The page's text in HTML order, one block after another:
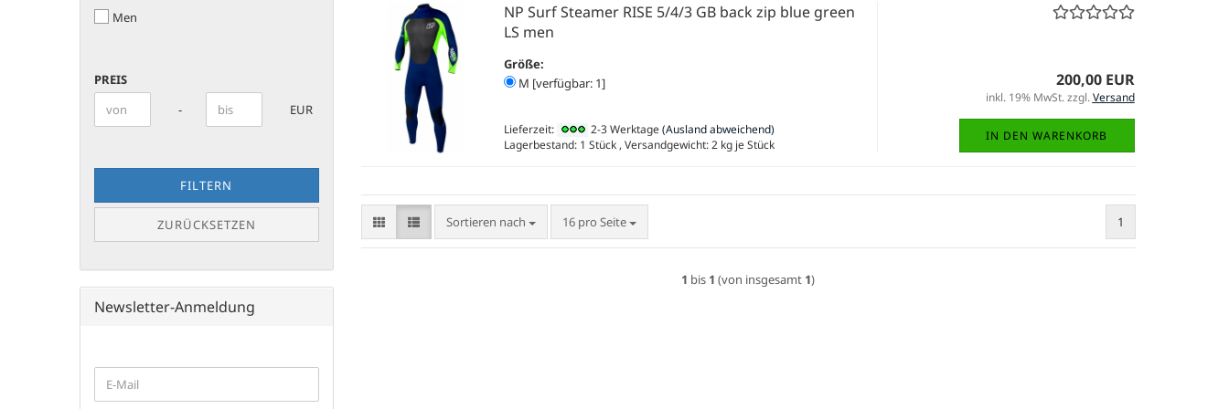
NP Surf Steamer RISE 5/4/3 GB back zip blue green
LS men
Größe:
M [verfügbar: 1]
Lieferzeit: 2-3 Werktage (Ausland abweichend)
Lagerbestand: 1 Stück , Versandgewicht:2kg je Stück
200,00 EUR
inkl. 19% MwSt. zzgl.Versand
IN DEN WARENKORB
Sortieren nach
Sortieren nach 16 pro Seite
pro Seite 1
1 bis 1 (von insgesamt 1)
AGEMen
PREIS
Preis bis
- EUR
FILTERN
ZURÜCKSETZEN
Newsletter-Anmeldung
ZUR
E-
Mail